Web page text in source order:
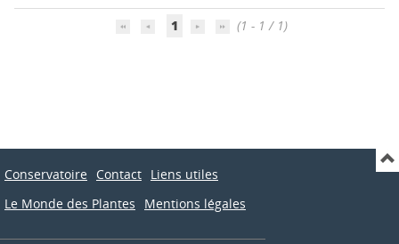
1 (1 - 1 / 1)
Conservatoire Contact Liens utiles
Le Monde des Plantes
Mentions légales